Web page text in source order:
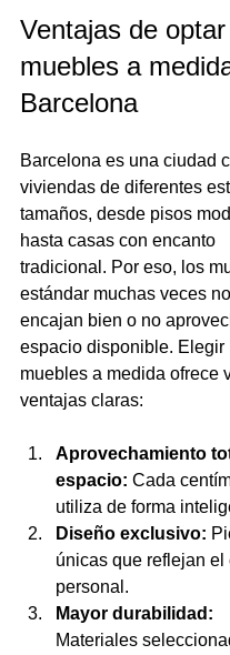
Ventajas de
muebles a
Barcelona
Barcelona es una ciudad
viviendas de diferentes
tamaños, desde pisos
hasta casas con encanto
tradicional. Por eso, los
estándar muchas veces no
encajan bien o no
espacio disponible. Elegir
muebles a medida ofrece
ventajas claras:
Aprovechamiento
espacio: Cada
utiliza de forma
Diseño exclusivo:
únicas que reflejan el
personal.
Mayor durabilidad:
Materiales